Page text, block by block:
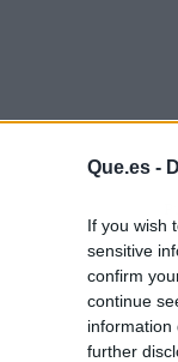
Que.es -
If you wish
sensitive
confirm
continue
information
further